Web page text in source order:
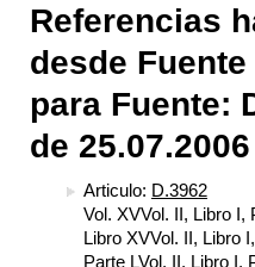
Referencias
desde
para Fuente:
de 25.07.2006
Articulo: D.3962
Vol. XVVol. II, Libro I,
Libro XVVol. II, Libro
Parte LVol. II, Libro I,